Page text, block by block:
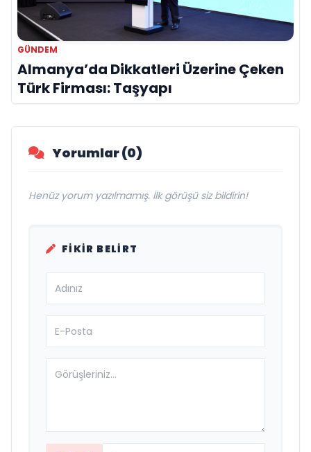
GÜNDEM
Almanya’da Dikkatleri Üzerine Çeken
Türk Firması: Taşyapı
Yorumlar (0)
Henüz yorum yazılmamış. İlk görüşü siz bildirin!
FIKIR BELIRT